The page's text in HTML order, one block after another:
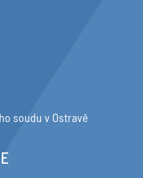
soudu v Ostravě